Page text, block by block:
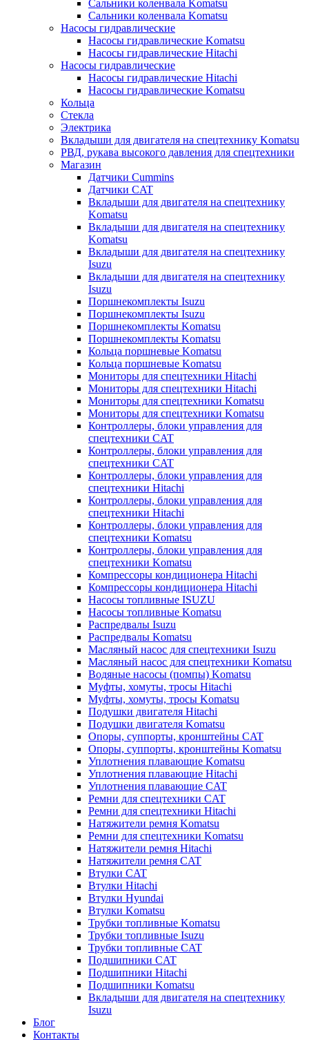
Сальники коленвала Komatsu
Сальники коленвала Komatsu
Насосы гидравлические
Насосы гидравлические Komatsu
Насосы гидравлические Hitachi
Насосы гидравлические
Насосы гидравлические Hitachi
Насосы гидравлические Komatsu
Кольца
Стекла
Электрика
Вкладыши для двигателя на спецтехнику Komatsu
РВД, рукава высокого давления для спецтехники
Магазин
Датчики Cummins
Датчики CAT
Вкладыши для двигателя на спецтехнику
Komatsu
Вкладыши для двигателя на спецтехнику
Komatsu
Вкладыши для двигателя на спецтехнику
Isuzu
Вкладыши для двигателя на спецтехнику
Isuzu
Поршнекомплекты Isuzu
Поршнекомплекты Isuzu
Поршнекомплекты Komatsu
Поршнекомплекты Komatsu
Кольца поршневые Komatsu
Кольца поршневые Komatsu
Мониторы для спецтехники Hitachi
Мониторы для спецтехники Hitachi
Мониторы для спецтехники Komatsu
Мониторы для спецтехники Komatsu
Контроллеры, блоки управления для
спецтехники CAT
Контроллеры, блоки управления для
спецтехники CAT
Контроллеры, блоки управления для
спецтехники Hitachi
Контроллеры, блоки управления для
спецтехники Hitachi
Контроллеры, блоки управления для
спецтехники Komatsu
Контроллеры, блоки управления для
спецтехники Komatsu
Компрессоры кондиционера Hitachi
Компрессоры кондиционера Hitachi
Насосы топливные ISUZU
Насосы топливные Komatsu
Распредвалы Isuzu
Распредвалы Komatsu
Масляный насос для спецтехники Isuzu
Масляный насос для спецтехники Komatsu
Водяные насосы (помпы) Komatsu
Муфты, хомуты, тросы Hitachi
Муфты, хомуты, тросы Komatsu
Подушки двигателя Hitachi
Подушки двигателя Komatsu
Опоры, суппорты, кронштейны CAT
Опоры, суппорты, кронштейны Komatsu
Уплотнения плавающие Komatsu
Уплотнения плавающие Hitachi
Уплотнения плавающие CAT
Ремни для спецтехники CAT
Ремни для спецтехники Hitachi
Натяжители ремня Komatsu
Ремни для спецтехники Komatsu
Натяжители ремня Hitachi
Натяжители ремня CAT
Втулки CAT
Втулки Hitachi
Втулки Hyundai
Втулки Komatsu
Трубки топливные Komatsu
Трубки топливные Isuzu
Трубки топливные CAT
Подшипники CAT
Подшипники Hitachi
Подшипники Komatsu
Вкладыши для двигателя на спецтехнику
Isuzu
Блог
Контакты